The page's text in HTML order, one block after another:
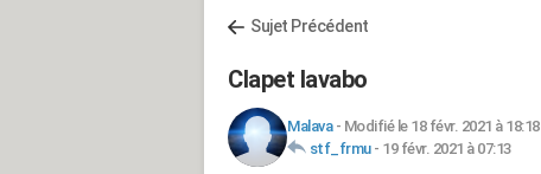
Sujet Précédent
Clapet lavabo
Malava- Modifié le 18 févr. 2021 à 18:18
stf_frmu- 19 févr. 2021 à 07:13